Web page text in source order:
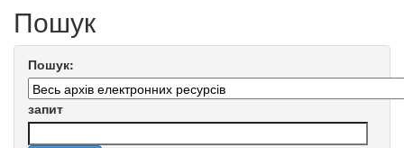
Пошук
Пошук:
запит